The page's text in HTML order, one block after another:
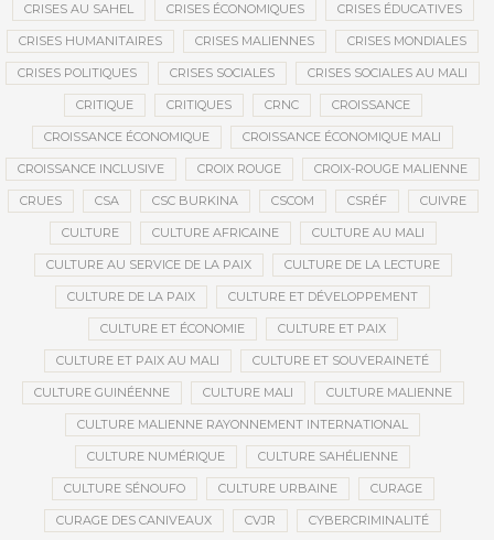
CRISES AU SAHEL CRISES ÉCONOMIQUES CRISES ÉDUCATIVES
CRISES HUMANITAIRES CRISES MALIENNES CRISES MONDIALES
CRISES POLITIQUES CRISES SOCIALES CRISES SOCIALES AU MALI
CRITIQUE CRITIQUES CRNC CROISSANCE
CROISSANCE ÉCONOMIQUE CROISSANCE ÉCONOMIQUE MALI
CROISSANCE INCLUSIVE CROIX ROUGE CROIX-ROUGE MALIENNE
CRUES CSA CSC BURKINA CSCOM CSRÉF CUIVRE
CULTURE CULTURE AFRICAINE CULTURE AU MALI
CULTURE AU SERVICE DE LA PAIX CULTURE DE LA LECTURE
CULTURE DE LA PAIX CULTURE ET DÉVELOPPEMENT
CULTURE ET ÉCONOMIE CULTURE ET PAIX
CULTURE ET PAIX AU MALI CULTURE ET SOUVERAINETÉ
CULTURE GUINÉENNE CULTURE MALI CULTURE MALIENNE
CULTURE MALIENNE RAYONNEMENT INTERNATIONAL
CULTURE NUMÉRIQUE CULTURE SAHÉLIENNE
CULTURE SÉNOUFO CULTURE URBAINE CURAGE
CURAGE DES CANIVEAUX CVJR CYBERCRIMINALITÉ